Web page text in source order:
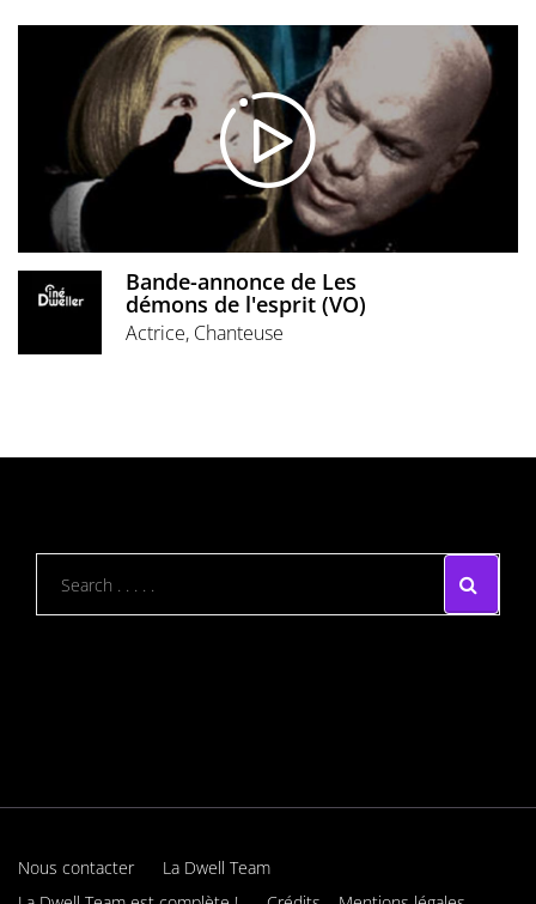
Bande-annonce de Les
démons de l'esprit (VO)
Actrice, Chanteuse
Nous contacter
La Dwell Team